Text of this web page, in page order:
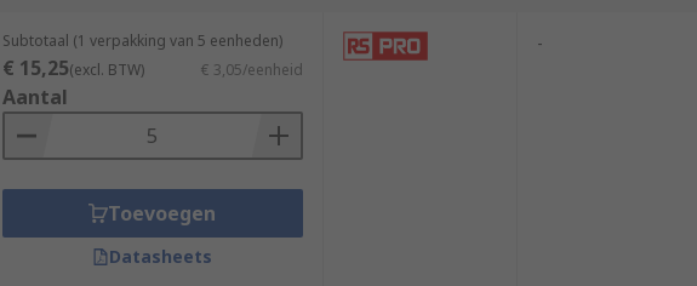
Subtotaal (1 verpakking van 5 eenheden)
€ 15,25(excl. BTW) € 3,05/eenheid
Aantal
Toevoegen
Datasheets
-